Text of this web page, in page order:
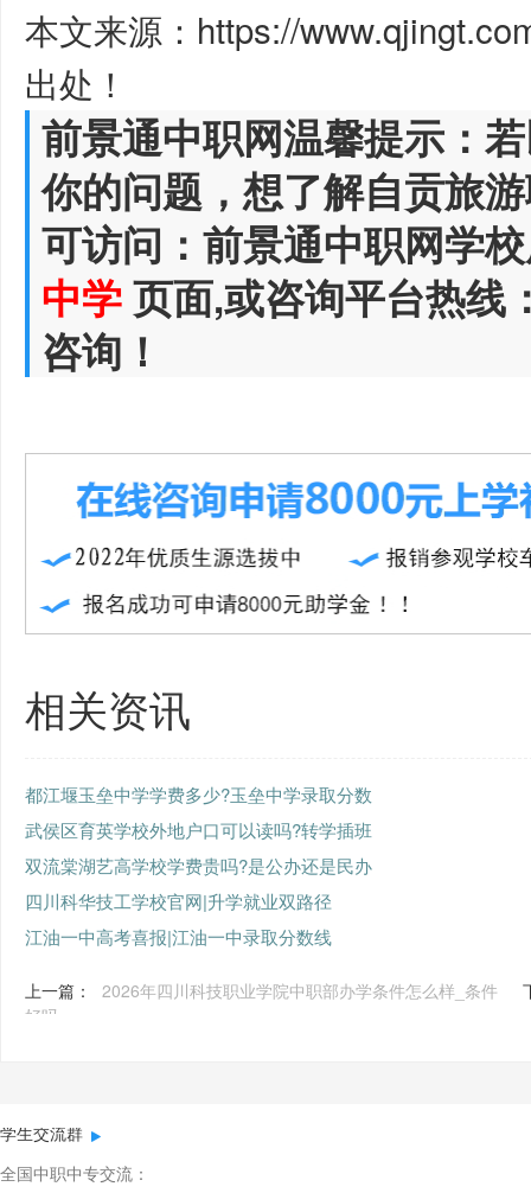
本文来源：https://
出处！
前景通中职网温馨提示：
你的问题，想了解自贡旅
可访问：前景通中职网学
中学页面,或咨询平台热线
咨询！
相关资讯
都江堰玉垒中学学费多少?玉垒中学录取分数
武侯区育英学校外地户口可以读吗?转学插班
双流棠湖艺高学校学费贵吗?是公办还是民办
四川科华技工学校官网|升学就业双路径
江油一中高考喜报|江油一中录取分数线
上一篇：
2026年四川科技职业学院中职部办学条件怎么样_条件
好吗
学生交流群
全国中职中专交流：